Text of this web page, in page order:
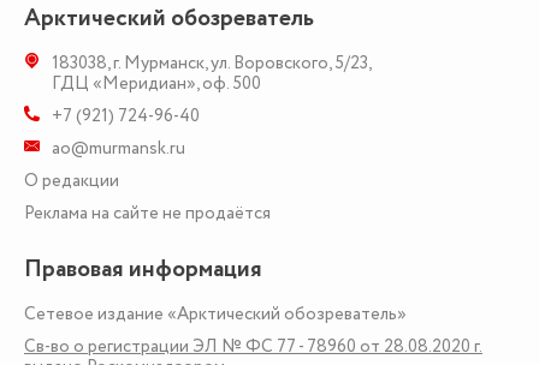
Арктический обозреватель
183038,г. Мурманск,ул. Воровского, 5/23,
ГДЦ «Меридиан», оф. 500
+7 (921) 724-96-40
ao@murmansk.ru
О редакции
Реклама на сайте не продаётся
Правовая информация
Сетевое издание «Арктический обозреватель»
Св-во о регистрации ЭЛ № ФС 77 - 78960 от 28.08.2020 г.